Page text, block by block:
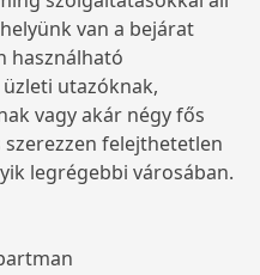
van a bejárat
használható
utazóknak,
vagy akár négy fős
felejthetetlen
legrégebbi városában.